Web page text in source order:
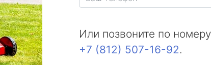
Или позвоните по номеру
+7 (812) 507-16-92.